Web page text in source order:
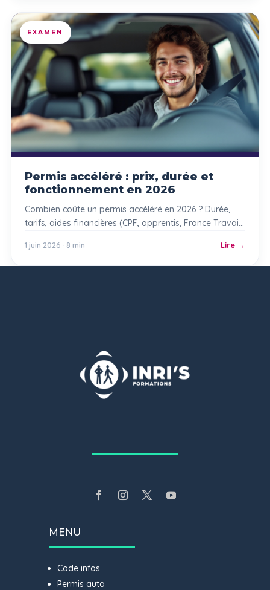
EXAMEN
Permis accéléré : prix, durée et
fonctionnement en 2026
Combien coûte un permis accéléré en 2026 ? Durée,
tarifs, aides financières (CPF, apprentis, France Travail,
1 juin 2026 · 8 min Lire
MENU
Code infos
Permis auto